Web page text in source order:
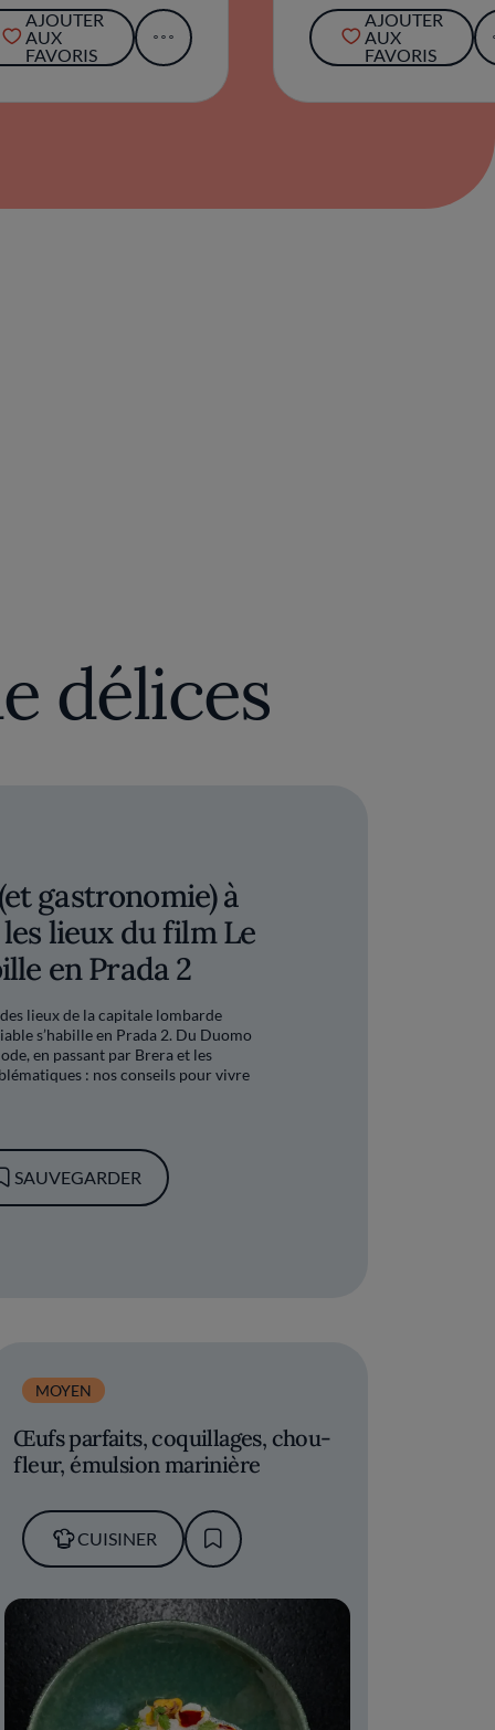
AJOUTER
AUX
FAVORIS
AJOUTER
AUX
FAVORIS
délices
gastronomie) à
lieux du film Le
en Prada 2
lieux de la capitale lombarde
s’habille en Prada 2. Du Duomo
en passant par Brera et les
: nos conseils pour vivre
SAUVEGARDER
MOYEN
Œufs parfaits, coquillages, chou-
fleur, émulsion marinière
CUISINER